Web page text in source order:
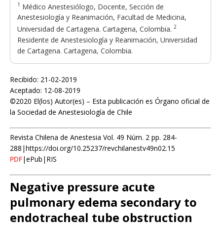
1 Médico Anestesiólogo, Docente, Sección de
Anestesiología y Reanimación, Facultad de Medicina,
Universidad de Cartagena. Cartagena, Colombia. 2
Residente de Anestesiología y Reanimación, Universidad
de Cartagena. Cartagena, Colombia.
Recibido: 21-02-2019
Aceptado: 12-08-2019
©2020 El(los) Autor(es) – Esta publicación es Órgano oficial de
la Sociedad de Anestesiología de Chile
Revista Chilena de Anestesia Vol. 49 Núm. 2 pp. 284-
288|https://doi.org/10.25237/revchilanestv49n02.15
PDF|ePub|RIS
Negative pressure acute
pulmonary edema secondary to
endotracheal tube obstruction